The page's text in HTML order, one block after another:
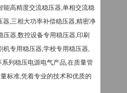
能高精度交流稳压器,单相交流稳
器,三相大功率补偿稳压器,精密净
压器,数控设备专用稳压器,印刷
机专用稳压器,学校专用稳压器,
系列稳压电源电气产品,在质量管
标准,凭着专业的技术和优质的